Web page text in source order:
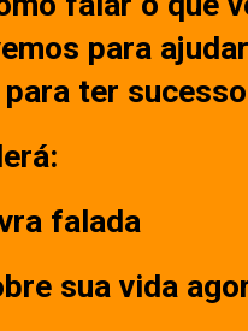
para
ter
falada
sua vida